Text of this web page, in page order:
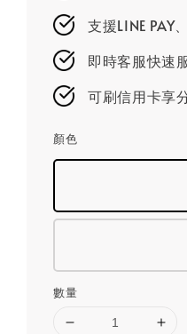
支援LINE PAY
即時客服快速
可刷信用卡享
顏色
數量